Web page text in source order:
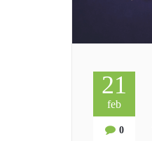
21
feb
0